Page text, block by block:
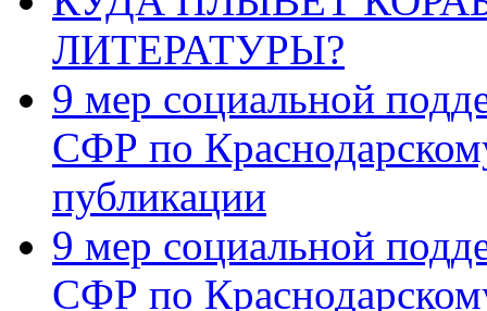
ЛИТЕРАТУРЫ?
9 мер социальной
СФР по
публикации
9 мер социальной
СФР по